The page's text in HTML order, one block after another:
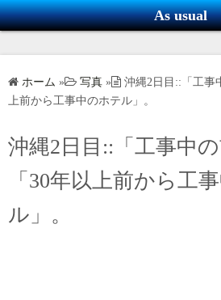
コ
ン
ス
キ
As usual
ホーム » 写真 »
沖縄2日目::「工事
上前から工事中のホテル」。
沖縄2日目::「工事中
「30年以上前から工
ル」。